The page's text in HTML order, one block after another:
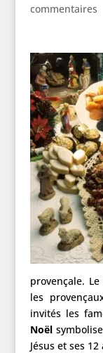
commentaires
provençale.
les
invités les
Noël
Jésus et ses